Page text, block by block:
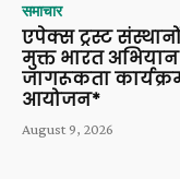
समाचार
एपेक्स ट्रस्ट
मुक्त भारत
जागरूकता
आयोजन*
August 9, 2026